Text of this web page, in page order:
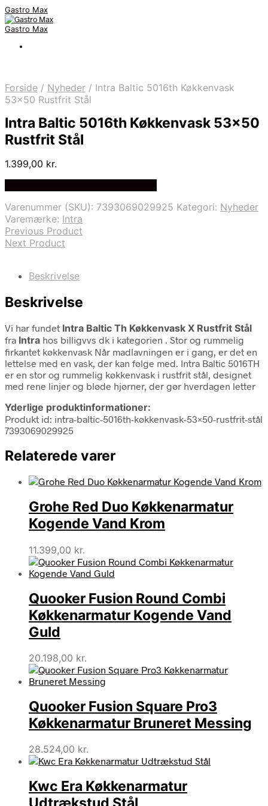
Gastro Max
Gastro Max
Forside / Nyheder / Intra Baltic 5016th Køkkenvask
53×50 Rustfrit Stål
Intra Baltic 5016th Køkkenvask 53×50
Rustfrit Stål
1.399,00 kr.
Varenummer (SKU): 7393069029925 Kategori: Nyheder
Varemærke: Intra
Previous Product
Next Product
Beskrivelse
Beskrivelse
Vi har fundet Intra Baltic Th Køkkenvask X Rustfrit Stål
fra Intra hos billigvvs dk i kategorien . Stor og rummelig
firkantet køkkenvask Når madlavningen er i gang, er det en
lettelse med en vask, der kan følge med. Intra Baltic 5016TH
er en stor og rummelig køkkenvask i rustfrit stål, designet
med rene linjer og bløde hjørner, der gør hverdagen letter
Yderlige produktinformationer:
Produkt id: intra-baltic-5016th-køkkenvask-53×50-rustfrit-stål
7393069029925
Relaterede varer
Grohe Red Duo Køkkenarmatur
Kogende Vand Krom
11.399,00 kr.
Quooker Fusion Round Combi
Køkkenarmatur Kogende Vand
Guld
20.198,00 kr.
Quooker Fusion Square Pro3
Køkkenarmatur Bruneret Messing
28.524,00 kr.
Kwc Era Køkkenarmatur